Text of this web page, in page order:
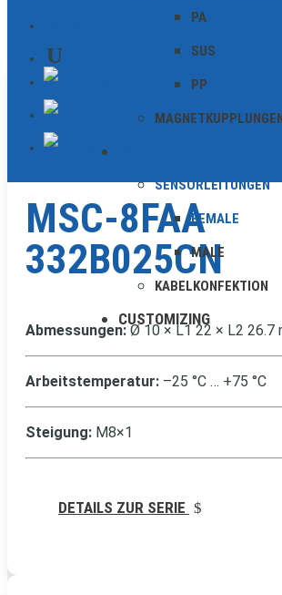
PA
SUS
PP
SENSORLEITUNGEN
FEMALE
MALE
KABELKONFEKTION
CUSTOMIZING
female
MSC-8FAA
332B025CN
Abmessungen: Ø 10 × L1 22 × L2 26.7
Arbeitstemperatur: –25 °C … +75 °C
Steigung: M8×1
DETAILS ZUR SERIE